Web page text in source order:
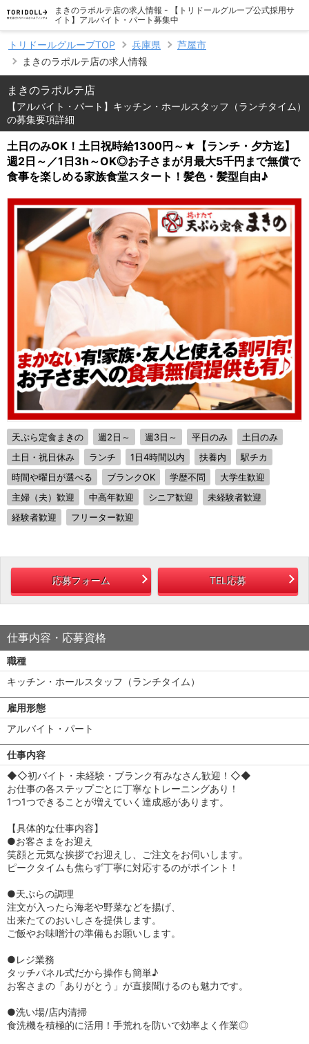
まきのラポルテ店の求人情報 - 【トリドールグループ公式採用サ
イト】アルバイト・パート募集中
トリドールグループTOP 兵庫県
芦屋市
まきのラポルテ店の求人情報
まきのラポルテ店
【アルバイト・パート】キッチン・ホールスタッフ（ランチタイム）
の募集要項詳細
土日のみOK！土日祝時給1300円～★【ランチ・夕方迄】
週2日～／1日3h～OK◎お子さまが月最大5千円まで無償で
食事を楽しめる家族食堂スタート！髪色・髪型自由♪
天ぷら定食まきの 週2日～ 週3日～ 平日のみ
土日のみ
土日・祝日休み
ランチ 1日4時間以内 扶養内
駅チカ
時間や曜日が選べる
ブランクOK 学歴不問
大学生歓迎
主婦（夫）歓迎
中高年歓迎 シニア歓迎
未経験者歓迎
経験者歓迎
フリーター歓迎
応募フォーム TEL応募
仕事内容・応募資格
職種
キッチン・ホールスタッフ（ランチタイム）
雇用形態
アルバイト・パート
仕事内容
◆◇初バイト・未経験・ブランク有みなさん歓迎！◇◆
お仕事の各ステップごとに丁寧なトレーニングあり！
1つ1つできることが増えていく達成感があります。
【具体的な仕事内容】
●お客さまをお迎え
笑顔と元気な挨拶でお迎えし、ご注文をお伺いします。
ピークタイムも焦らず丁寧に対応するのがポイント！
●天ぷらの調理
注文が入ったら海老や野菜などを揚げ、
出来たてのおいしさを提供します。
ご飯やお味噌汁の準備もお願いします。
●レジ業務
タッチパネル式だから操作も簡単♪
お客さまの「ありがとう」が直接聞けるのも魅力です。
●洗い場/店内清掃
食洗機を積極的に活用！手荒れを防いで効率よく作業◎